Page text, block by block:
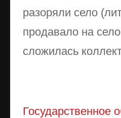
разоряли село
продавало на
сложилась
Государственное